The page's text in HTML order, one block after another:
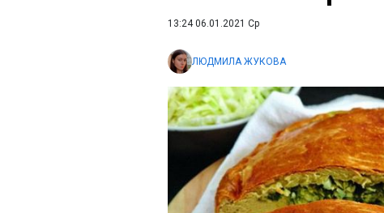
13:24 06.01.2021 Ср
ЛЮДМИЛА ЖУКОВА